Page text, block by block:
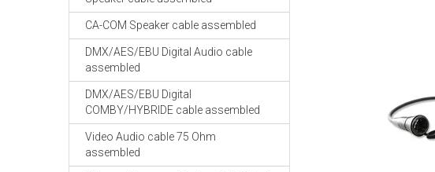
CA-COM Speaker cable assembled
DMX/AES/EBU Digital Audio cable
assembled
DMX/AES/EBU Digital
COMBY/HYBRIDE cable assembled
Video Audio cable 75 Ohm
assembled